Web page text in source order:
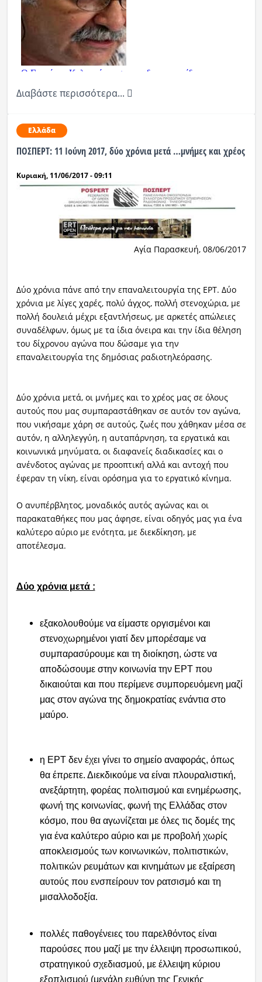
Διαβάστε περισσότερα...
Ελλάδα
ΠΟΣΠΕΡΤ: 11 Ιούνη 2017, δύο χρόνια μετά …μνήμες και χρέος
Κυριακή, 11/06/2017 - 09:11
Αγία Παρασκευή, 08/06/2017
Δύο χρόνια πάνε από την επαναλειτουργία της ΕΡΤ. Δύο
χρόνια με λίγες χαρές, πολύ άγχος, πολλή στενοχώρια, με
πολλή δουλειά μέχρι εξαντλήσεως, με αρκετές απώλειες
συναδέλφων, όμως με τα ίδια όνειρα και την ίδια θέληση
του δίχρονου αγώνα που δώσαμε για την
επαναλειτουργία της δημόσιας ραδιοτηλεόρασης.
Δύο χρόνια μετά, οι μνήμες και το χρέος μας σε όλους
αυτούς που μας συμπαραστάθηκαν σε αυτόν τον αγώνα,
που νικήσαμε χάρη σε αυτούς, ζωές που χάθηκαν μέσα σε
αυτόν, η αλληλεγγύη, η αυταπάρνηση, τα εργατικά και
κοινωνικά μηνύματα, οι διαφανείς διαδικασίες και ο
ανένδοτος αγώνας με προοπτική αλλά και αντοχή που
έφεραν τη νίκη, είναι ορόσημα για το εργατικό κίνημα.
Ο ανυπέρβλητος, μοναδικός αυτός αγώνας και οι
παρακαταθήκες που μας άφησε, είναι οδηγός μας για ένα
καλύτερο αύριο με ενότητα, με διεκδίκηση, με
αποτέλεσμα.
Δύο χρόνια μετά :
εξακολουθούμε να είμαστε οργισμένοι και
στενοχωρημένοι γιατί δεν μπορέσαμε να
συμπαρασύρουμε και τη διοίκηση, ώστε να
αποδώσουμε στην κοινωνία την ΕΡΤ που
δικαιούται και που περίμενε συμπορευόμενη μαζί
μας στον αγώνα της δημοκρατίας ενάντια στο
μαύρο.
η ΕΡΤ δεν έχει γίνει το σημείο αναφοράς, όπως
θα έπρεπε. Διεκδικούμε να είναι πλουραλιστική,
ανεξάρτητη, φορέας πολιτισμού και ενημέρωσης,
φωνή της κοινωνίας, φωνή της Ελλάδας στον
κόσμο, που θα αγωνίζεται με όλες τις δομές της
για ένα καλύτερο αύριο και με προβολή χωρίς
αποκλεισμούς των κοινωνικών, πολιτιστικών,
πολιτικών ρευμάτων και κινημάτων με εξαίρεση
αυτούς που ενσπείρουν τον ρατσισμό και τη
μισαλλοδοξία.
πολλές παθογένειες του παρελθόντος είναι
παρούσες που μαζί με την έλλειψη προσωπικού,
στρατηγικού σχεδιασμού, με έλλειψη κύριου
εξοπλισμού (μεγάλη ευθύνη της Γενικής